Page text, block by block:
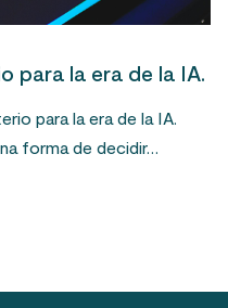
para la era de la IA.
para la era de la IA.
forma de decidir…